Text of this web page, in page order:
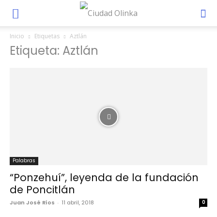
Inicio Etiquetas Aztlán
Etiqueta: Aztlán
Palabras
“Ponzehuí”, leyenda de la fundación
de Poncitlán
Juan José Ríos - 11 abril, 2018 0